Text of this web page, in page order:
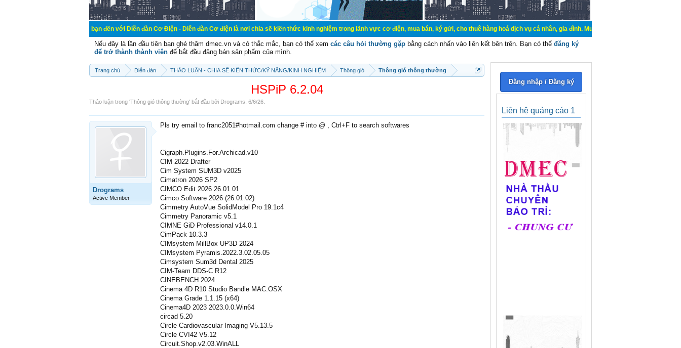
Chào mừng các bạn đến với Diễn đàn Cơ Điện - Diễn đàn Cơ điện là nơi chia sẽ kiến thức kinh nghiệm trong lãnh vực cơ điện, mua bán, ký gửi, cho thuê hàng hoá dịch vụ cá nhân, gia đình. Mua bán, ký gửi, cho thuê thiết bị hệ
Nếu đây là lần đầu tiên bạn ghé thăm dmec.vn và có thắc mắc, bạn có thể xem các câu hỏi thường gặp bằng cách nhấn vào liên kết bên trên. Bạn có thể đăng ký
để trở thành thành viên để bắt đầu đăng bán sản phẩm của mình.
Trang chủ Diễn đàn THẢO LUẬN - CHIA SẼ KIẾN THỨC/KỸ NĂNG/KINH NGHIỆM Thông gió Thông gió thông thường
HSPiP 6.2.04
Thảo luận trong 'Thông gió thông thường' bắt đầu bởi Drograms 6/6/26
Drograms
Active Member
Pls try email to franc2051#hotmail.com change # into @ , Ctrl+F to search softwares
Cigraph.Plugins.For.Archicad.v10
CIM 2022 Drafter
Cim System SUM3D v2025
Cimatron 2026 SP2
CIMCO Edit 2026 26.01.01
Cimco Software 2026 (26.01.02)
Cimmetry AutoVue SolidModel Pro 19.1c4
Cimmetry Panoramic v5.1
CIMNE GiD Professional v14.0.1
CimPack 10.3.3
CIMsystem MillBox UP3D 2024
CIMsystem Pyramis.2022.3.02.05.05
Cimsystem Sum3d Dental 2025
CIM-Team DDS-C R12
CINEBENCH 2024
Cinema 4D R10 Studio Bandle MAC.OSX
Cinema Grade 1.1.15 (x64)
Cinema4D 2023 2023.0.0.Win64
circad 5.20
Circle Cardiovascular Imaging V5.13.5
Circle CVI42 V5.12
Circuit.Shop.v2.03.WinALL
Đăng nhập / Đăng ký
Liên hệ quảng cáo 1